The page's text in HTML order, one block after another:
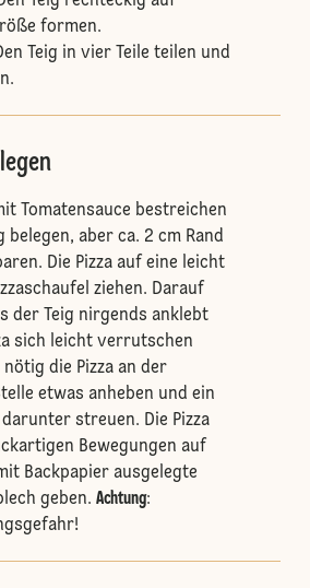
formen.
Teig in vier Teile teilen und
Tomatensauce bestreichen
belegen, aber ca. 2 cm Rand
Die Pizza auf eine leicht
ziehen. Darauf
der Teig nirgends anklebt
sich leicht verrutschen
nötig die Pizza an der
etwas anheben und ein
streuen. Die Pizza
Bewegungen auf
Backpapier ausgelegte
geben. Achtung: